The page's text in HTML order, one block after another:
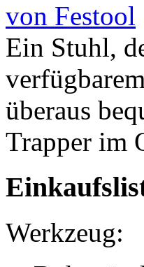
von Festool
Ein Stuhl,
überaus
Trapper im
Werkzeug: